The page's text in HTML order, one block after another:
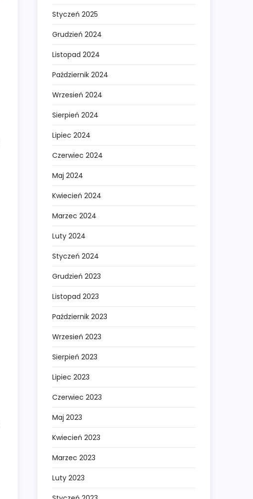
Styczeń 2025
Grudzień 2024
Listopad 2024
Październik 2024
Wrzesień 2024
Sierpień 2024
Lipiec 2024
Czerwiec 2024
Maj 2024
Kwiecień 2024
Marzec 2024
Luty 2024
Styczeń 2024
Grudzień 2023
Listopad 2023
Październik 2023
Wrzesień 2023
Sierpień 2023
Lipiec 2023
Czerwiec 2023
Maj 2023
Kwiecień 2023
Marzec 2023
Luty 2023